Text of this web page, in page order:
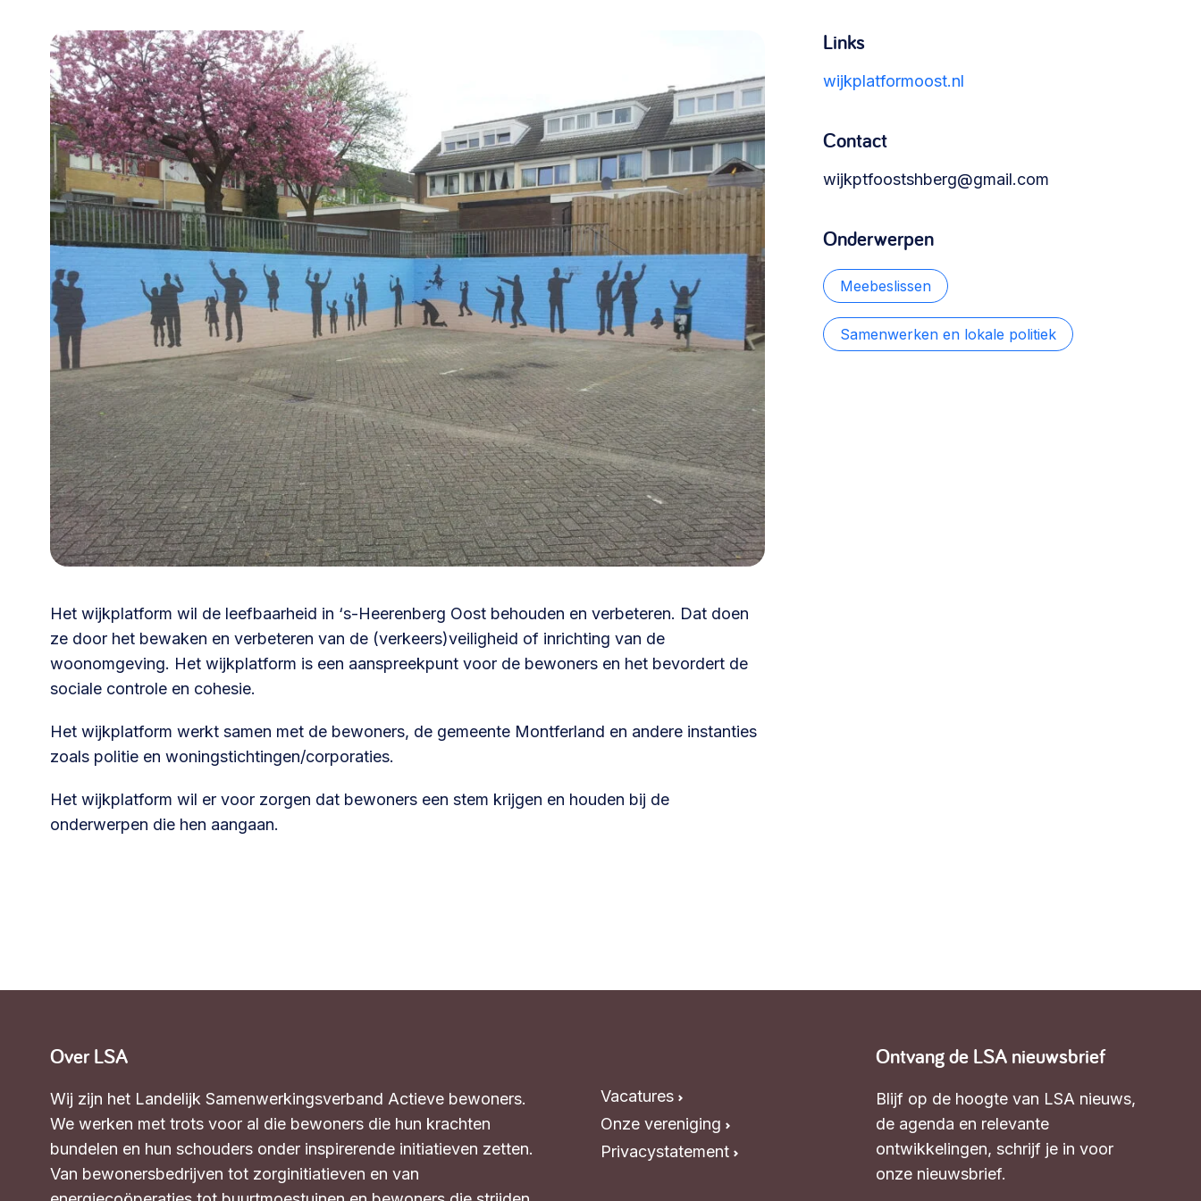
welkomstcultuur >
Weerbare gemeenschappen
Voorbereiden op crisis, noodsteunpunten,
ontmoetingsplekken >
Energiecollectieven, buurt vergroenen, SDG >
Meebeslissen
democratie >
Samenwerken en lokale politiek
Lobbyen, invloed uitoefenen,
maatschappelijke impact >
Omgevingswet en gebiedsontwikkeling
invoering omgevingswet, participatie,
gebiedsontwikkeling>
Advies of hulp nodig?
Je kunt altijd contact met ons opnemen via telefoon of e-mail.
Vraag stellen
030 231
7511
info@lsabewoners.nl
Het wijkplatform wil de leefbaarheid in ‘s-Heerenberg Oost behouden en verbeteren. Dat doen
ze door het bewaken en verbeteren van de (verkeers)veiligheid of inrichting van de
woonomgeving. Het wijkplatform is een aanspreekpunt voor de bewoners en het bevordert de
sociale controle en cohesie.
Het wijkplatform werkt samen met de bewoners, de gemeente Montferland en andere instanties
zoals politie en woningstichtingen/corporaties.
Het wijkplatform wil er voor zorgen dat bewoners een stem krijgen en houden bij de
onderwerpen die hen aangaan.
Links
wijkplatformoost.nl
Contact
wijkptfoostshberg@gmail.com
Onderwerpen
Meebeslissen
Samenwerken en lokale politiek
Over LSA
Wij zijn het Landelijk Samenwerkingsverband Actieve bewoners.
We werken met trots voor al die bewoners die hun krachten
bundelen en hun schouders onder inspirerende initiatieven zetten.
Van bewonersbedrijven tot zorginitiatieven en van
Vacatures
Onze vereniging
Privacystatement
Ontvang de LSA nieuwsbrief
Blijf op de hoogte van LSA nieuws,
de agenda en relevante
ontwikkelingen, schrijf je in voor
onze nieuwsbrief.